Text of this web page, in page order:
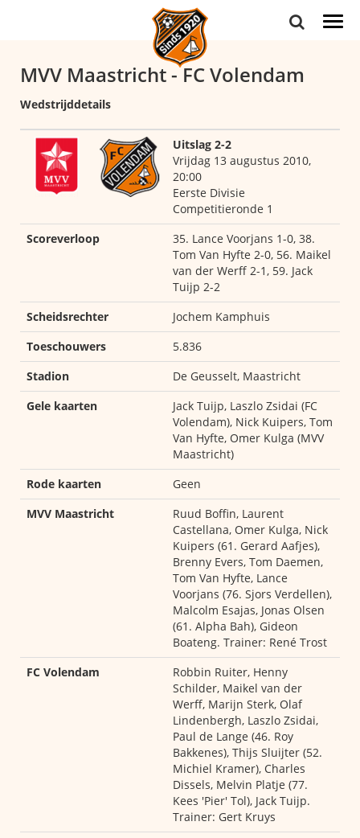
MVV Maastricht - FC Volendam
Wedstrijddetails
Uitslag 2-2
Vrijdag 13 augustus 2010,
20:00
Eerste Divisie
Competitieronde 1
Scoreverloop
35. Lance Voorjans 1-0, 38.
Tom Van Hyfte 2-0, 56. Maikel
van der Werff 2-1, 59. Jack
Tuijp 2-2
Scheidsrechter
Jochem Kamphuis
Toeschouwers
5.836
Stadion
De Geusselt, Maastricht
Gele kaarten
Jack Tuijp, Laszlo Zsidai (FC
Volendam), Nick Kuipers, Tom
Van Hyfte, Omer Kulga (MVV
Maastricht)
Rode kaarten
Geen
MVV Maastricht
Ruud Boffin, Laurent
Castellana, Omer Kulga, Nick
Kuipers (61. Gerard Aafjes),
Brenny Evers, Tom Daemen,
Tom Van Hyfte, Lance
Voorjans (76. Sjors Verdellen),
Malcolm Esajas, Jonas Olsen
(61. Alpha Bah), Gideon
Boateng. Trainer: René Trost
FC Volendam
Robbin Ruiter, Henny
Schilder, Maikel van der
Werff, Marijn Sterk, Olaf
Lindenbergh, Laszlo Zsidai,
Paul de Lange (46. Roy
Bakkenes), Thijs Sluijter (52.
Michiel Kramer), Charles
Dissels, Melvin Platje (77.
Kees 'Pier' Tol), Jack Tuijp.
Trainer: Gert Kruys